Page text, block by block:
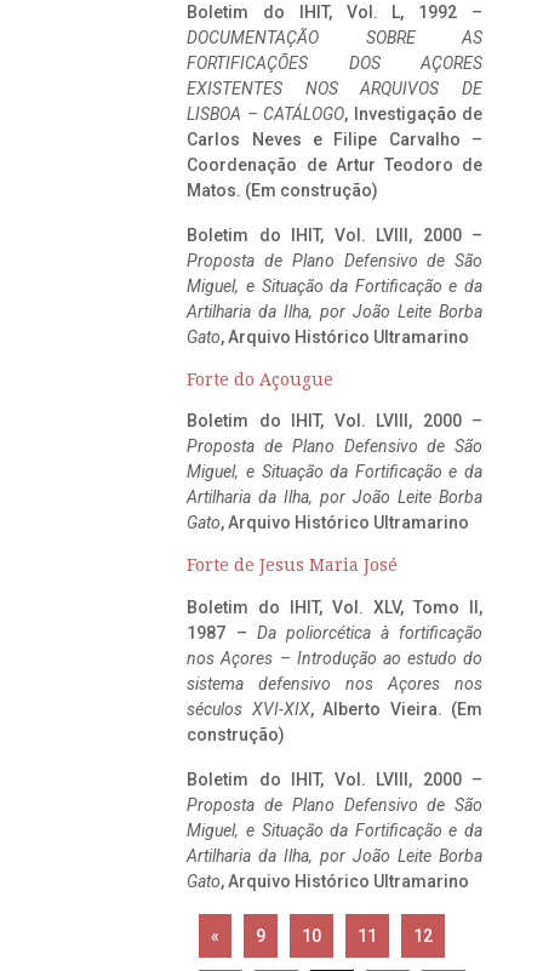
Boletim do IHIT, Vol. L, 1992 –
DOCUMENTAÇÃO SOBRE AS
FORTIFICAÇÕES DOS AÇORES
EXISTENTES NOS ARQUIVOS DE
LISBOA – CATÁLOGO, Investigação de
Carlos Neves e Filipe Carvalho –
Coordenação de Artur Teodoro de
Matos. (Em construção)
Boletim do IHIT, Vol. LVIII, 2000 –
Proposta de Plano Defensivo de São
Miguel, e Situação da Fortificação e da
Artilharia da Ilha, por João Leite Borba
Gato, Arquivo Histórico Ultramarino
Forte do Açougue
Boletim do IHIT, Vol. LVIII, 2000 –
Proposta de Plano Defensivo de São
Miguel, e Situação da Fortificação e da
Artilharia da Ilha, por João Leite Borba
Gato, Arquivo Histórico Ultramarino
Forte de Jesus Maria José
Boletim do IHIT, Vol. XLV, Tomo II,
1987 – Da poliorcética à fortificação
nos Açores – Introdução ao estudo do
sistema defensivo nos Açores nos
séculos XVI-XIX, Alberto Vieira. (Em
construção)
Boletim do IHIT, Vol. LVIII, 2000 –
Proposta de Plano Defensivo de São
Miguel, e Situação da Fortificação e da
Artilharia da Ilha, por João Leite Borba
Gato, Arquivo Histórico Ultramarino
« 9 10 11 12